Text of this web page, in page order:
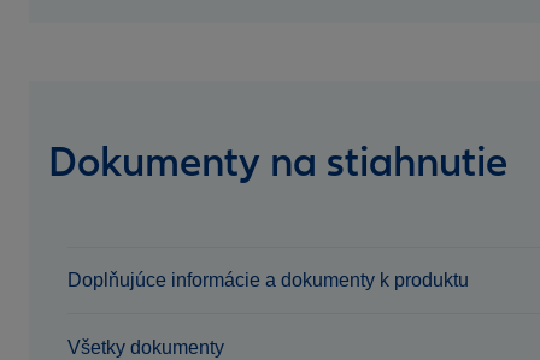
Dokumenty na stiahnutie
Doplňujúce informácie a dokumenty k produktu
Všetky dokumenty